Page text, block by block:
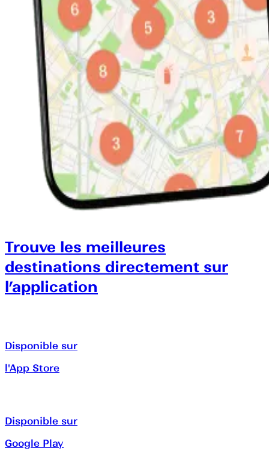
Trouve les meilleures
destinations directement sur
l’application
Disponible sur
l'App Store
Disponible sur
Google Play